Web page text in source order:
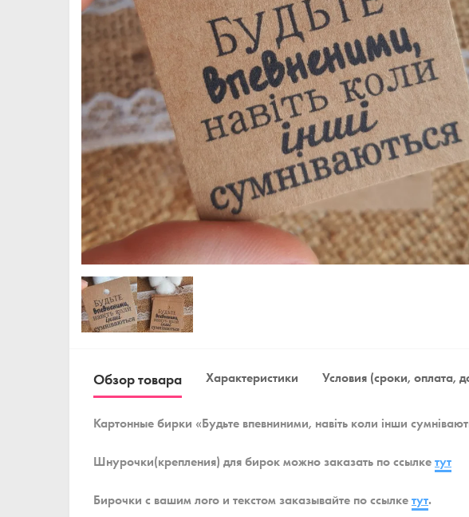
Обзор товара Характеристики Условия (сроки, оплата,
Картонные бирки «Будьте впевниними, навіть коли інши
Шнурочки(крепления) для бирок можно заказать по ссылкетут
Бирочки с вашим лого и текстом заказывайте по ссылкетут.